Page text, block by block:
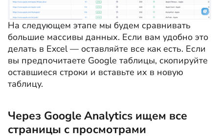
На следующем этапе мы будем сравнивать
большие массивы данных. Если вам удобно это
делать в Excel — оставляйте все как есть. Если
вы предпочитаете Google таблицы, скопируйте
оставшиеся строки и вставьте их в новую
таблицу.
Через Google Analytics ищем все
страницы с просмотрами